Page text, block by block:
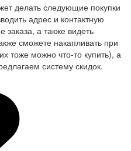
делать следующие покупки
адрес и контактную
а также видеть
сможете накапливать при
тоже можно что-то купить), а
систему скидок.